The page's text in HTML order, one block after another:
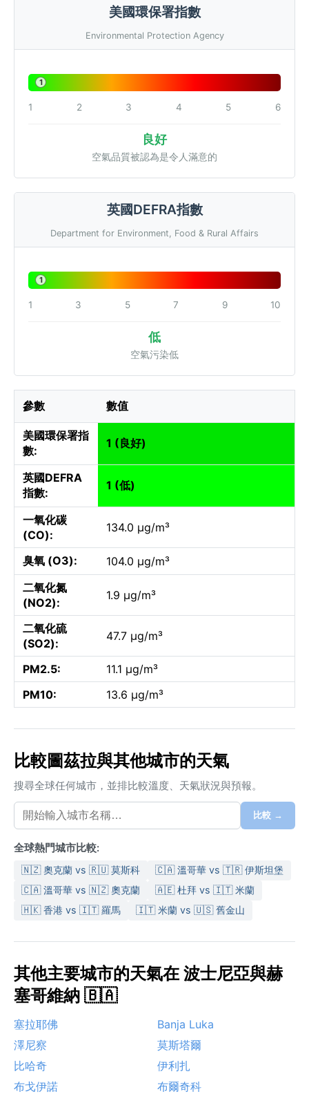
美國環保署指數
Environmental Protection Agency
1
1 2 3 4 5 6
良好
空氣品質被認為是令人滿意的
英國DEFRA指數
Department for Environment, Food & Rural Affairs
1
1 3 5 7 9 10
低
空氣污染低
參數 數值
美國環保署指
數:
1 (良好)
英國DEFRA
指數:
1 (低)
一氧化碳
(CO):
134.0 µg/m³
臭氧 (O3):
104.0 µg/m³
二氧化氮
(NO2):
1.9 µg/m³
二氧化硫
(SO2):
47.7 µg/m³
PM2.5:
11.1 µg/m³
PM10:
13.6 µg/m³
比較圖茲拉與其他城市的天氣
搜尋全球任何城市，並排比較溫度、天氣狀況與預報。
比較 →
全球熱門城市比較:
🇳🇿 奧克蘭 vs 🇷🇺 莫斯科
🇨🇦 溫哥華 vs 🇹🇷 伊斯坦堡
🇨🇦 溫哥華 vs 🇳🇿 奧克蘭
🇦🇪 杜拜 vs 🇮🇹 米蘭
🇭🇰 香港 vs 🇮🇹 羅馬
🇮🇹 米蘭 vs 🇺🇸 舊金山
其他主要城市的天氣在 波士尼亞與赫
塞哥維納 🇧🇦
塞拉耶佛
Banja Luka
澤尼察
莫斯塔爾
比哈奇
伊利扎
布戈伊諾
布爾奇科